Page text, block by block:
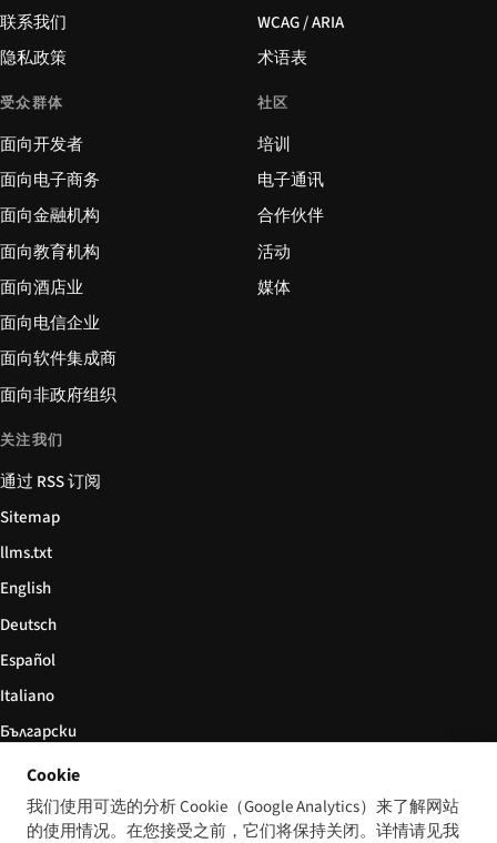
联系我们
隐私政策
WCAG / ARIA
术语表
受众群体
面向开发者
面向电子商务
面向金融机构
面向教育机构
面向酒店业
面向电信企业
面向软件集成商
面向非政府组织
社区
培训
电子通讯
合作伙伴
活动
媒体
关注我们
通过 RSS 订阅
Sitemap
llms.txt
English
Deutsch
Español
Italiano
Български
简体中文
Cookie
我们使用可选的分析 Cookie（Google Analytics）来了解网站
的使用情况。在您接受之前，它们将保持关闭。详情请见我